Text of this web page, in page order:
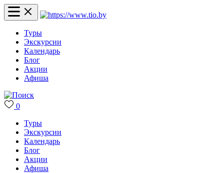
Туры
Экскурсии
Календарь
Блог
Акции
Афиша
0
Туры
Экскурсии
Календарь
Блог
Акции
Афиша